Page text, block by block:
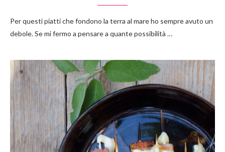
Per questi piatti che fondono la terra al mare ho sempre avuto un
debole. Se mi fermo a pensare a quante possibilità …